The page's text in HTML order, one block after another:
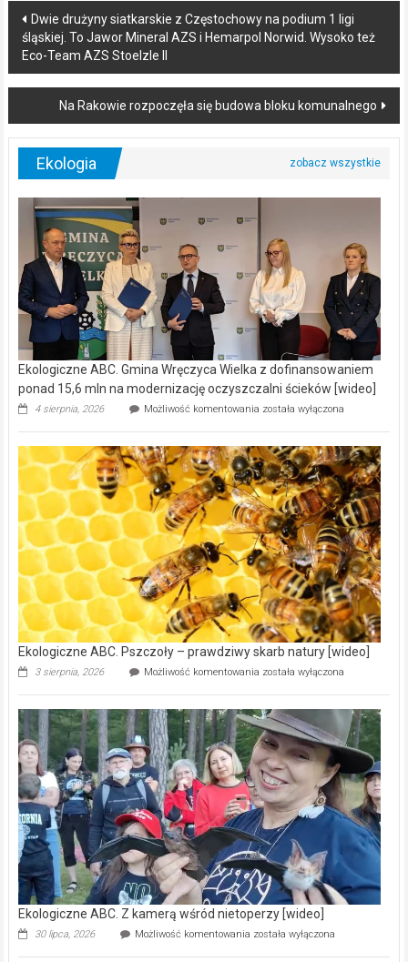
Post
navigation
Dwie drużyny siatkarskie z Częstochowy na podium 1 ligi
śląskiej. To Jawor Mineral AZS i Hemarpol Norwid. Wysoko też
Eco-Team AZS Stoelzle II
Na Rakowie rozpoczęła się budowa bloku komunalnego
Ekologia
Ekologiczne ABC. Gmina Wręczyca Wielka z dofinansowaniem
ponad 15,6 mln na modernizację oczyszczalni ścieków [wideo]
4 sierpnia, 2026 Możliwość komentowania Ekologiczne
Wręczyca
Wielka
z
dofinansowaniem
ponad
15,6
mln
na
modernizację
oczyszczalni
ścieków
[wideo]
została wyłączona
Ekologiczne ABC. Pszczoły – prawdziwy skarb natury [wideo]
3 sierpnia, 2026 Możliwość komentowania Ekologiczne
–
prawdziwy
skarb
natury
[wideo]
została wyłączona
Ekologiczne ABC. Z kamerą wśród nietoperzy [wideo]
30 lipca, 2026 Możliwość komentowania Ekologiczne
została wyłączona